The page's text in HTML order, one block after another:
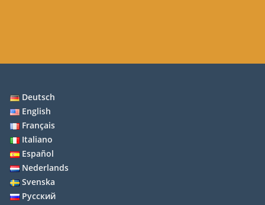
Deutsch
English
Français
Italiano
Español
Nederlands
Svenska
Русский